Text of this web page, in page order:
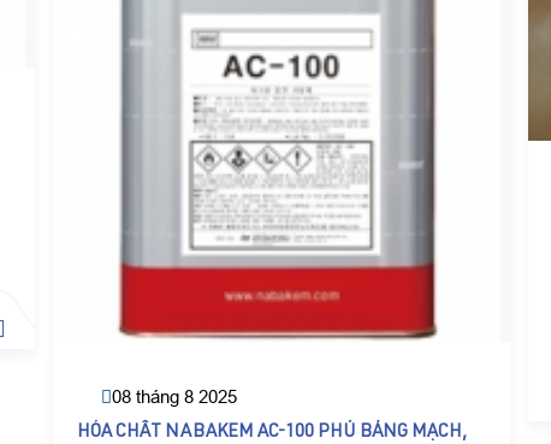
08 tháng 8 2025
HÓA CHẤT NABAKEM AC-100 PHỦ BẢNG MẠCH,